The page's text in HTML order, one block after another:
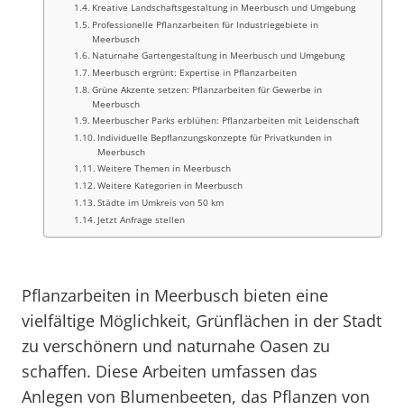
Kreative Landschaftsgestaltung in Meerbusch und Umgebung
Professionelle Pflanzarbeiten für Industriegebiete in
Meerbusch
Naturnahe Gartengestaltung in Meerbusch und Umgebung
Meerbusch ergrünt: Expertise in Pflanzarbeiten
Grüne Akzente setzen: Pflanzarbeiten für Gewerbe in
Meerbusch
Meerbuscher Parks erblühen: Pflanzarbeiten mit Leidenschaft
Individuelle Bepflanzungskonzepte für Privatkunden in
Meerbusch
Weitere Themen in Meerbusch
Weitere Kategorien in Meerbusch
Städte im Umkreis von 50 km
Jetzt Anfrage stellen
Pflanzarbeiten in Meerbusch bieten eine
vielfältige Möglichkeit, Grünflächen in der Stadt
zu verschönern und naturnahe Oasen zu
schaffen. Diese Arbeiten umfassen das
Anlegen von Blumenbeeten, das Pflanzen von